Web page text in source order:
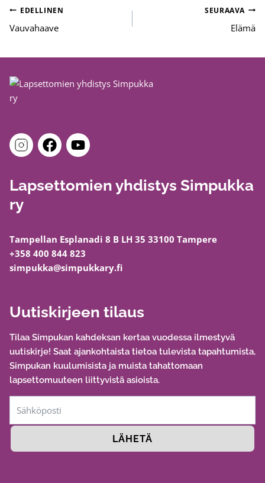
Artikkelien
selaus
EDELLINEN
Vauvahaave
SEURAAVA
Elämä
Lapsettomien yhdistys Simpukka
ry
Tampellan Esplanadi 8 B LH 35 33100 Tampere
+358 400 844 823
simpukka@simpukkary.fi
Uutiskirjeen tilaus
Tilaa Simpukan kahdeksan kertaa vuodessa ilmestyvä
uutiskirje! Saat ajankohtaista tietoa tulevista tapahtumista,
Simpukan kuulumisista ja muista tahattomaan
lapsettomuuteen liittyvistä asioista.
LÄHETÄ